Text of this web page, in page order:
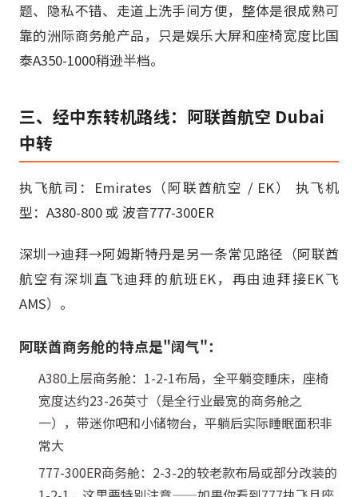
题、隐私不错、走道上洗手间方便，整体是很成熟可
靠的洲际商务舱产品，只是娱乐大屏和座椅宽度比国
泰A350-1000稍逊半档。
三、经中东转机路线：阿联酋航空 Dubai
中转
执飞航司：Emirates（阿联酋航空 / EK） 执飞机
型：A380-800 或 波音777-300ER
深圳→迪拜→阿姆斯特丹是另一条常见路径（阿联酋
航空有深圳直飞迪拜的航班EK，再由迪拜接EK飞
AMS）。
阿联酋商务舱的特点是"阔气"：
A380上层商务舱：1-2-1布局，全平躺变睡床，座椅
宽度达约23-26英寸（是全行业最宽的商务舱之
一），带迷你吧和小储物台，平躺后实际睡眠面积非
常大
777-300ER商务舱：2-3-2的较老款布局或部分改装的